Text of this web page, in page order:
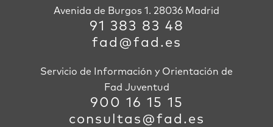
Avenida de Burgos 1. 28036 Madrid
91 383 83 48
fad@fad.es
Servicio de Información y Orientación de
Fad Juventud
900 16 15 15
consultas@fad.es